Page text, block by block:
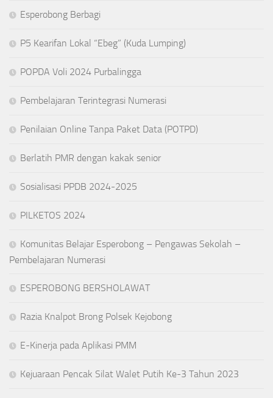
Esperobong Berbagi
P5 Kearifan Lokal “Ebeg” (Kuda Lumping)
POPDA Voli 2024 Purbalingga
Pembelajaran Terintegrasi Numerasi
Penilaian Online Tanpa Paket Data (POTPD)
Berlatih PMR dengan kakak senior
Sosialisasi PPDB 2024-2025
PILKETOS 2024
Komunitas Belajar Esperobong – Pengawas Sekolah –
Pembelajaran Numerasi
ESPEROBONG BERSHOLAWAT
Razia Knalpot Brong Polsek Kejobong
E-Kinerja pada Aplikasi PMM
Kejuaraan Pencak Silat Walet Putih Ke-3 Tahun 2023